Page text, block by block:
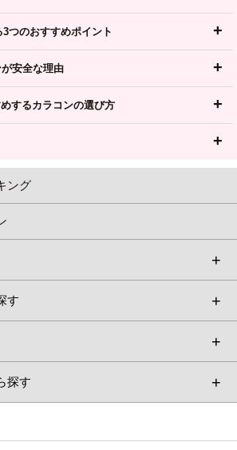
つのおすすめポイント
安全な理由
するカラコンの選び方
ング
す
探す